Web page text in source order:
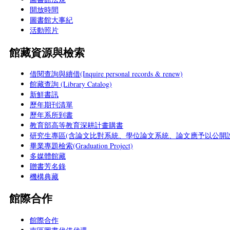
開放時間
圖書館大事紀
活動照片
館藏資源與檢索
借閱查詢與續借(Inquire personal records & renew)
館藏查詢 (Library Catalog)
新鮮書訊
歷年期刊清單
歷年系所到書
教育部高等教育深耕計畫購書
研究生專區(含論文比對系統、學位論文系統、論文應予以公開
畢業專題檢索(Graduation Project)
多媒體館藏
贈書芳名錄
機構典藏
館際合作
館際合作